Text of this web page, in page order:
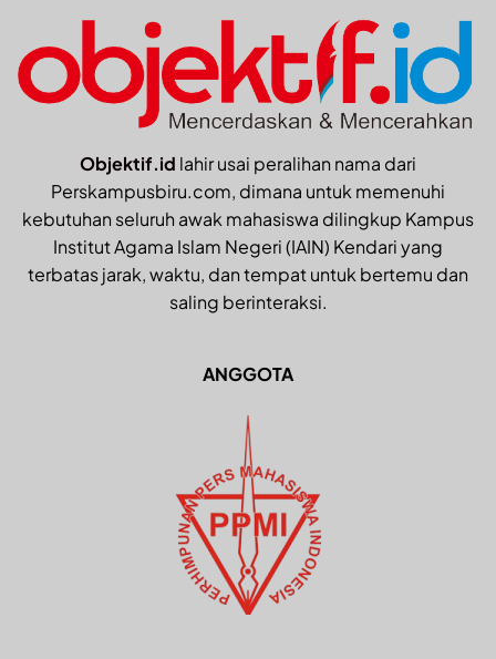
Objektif.id lahir usai peralihan nama dari
Perskampusbiru.com, dimana untuk memenuhi
kebutuhan seluruh awak mahasiswa dilingkup Kampus
Institut Agama Islam Negeri (IAIN) Kendari yang
terbatas jarak, waktu, dan tempat untuk bertemu dan
saling berinteraksi.
ANGGOTA